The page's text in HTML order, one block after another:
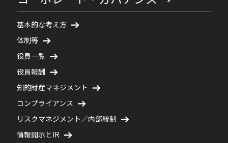
基本的な考え方
体制等
役員一覧
役員報酬
知的財産マネジメント
コンプライアンス
リスクマネジメント／内部統制
情報開示とIR